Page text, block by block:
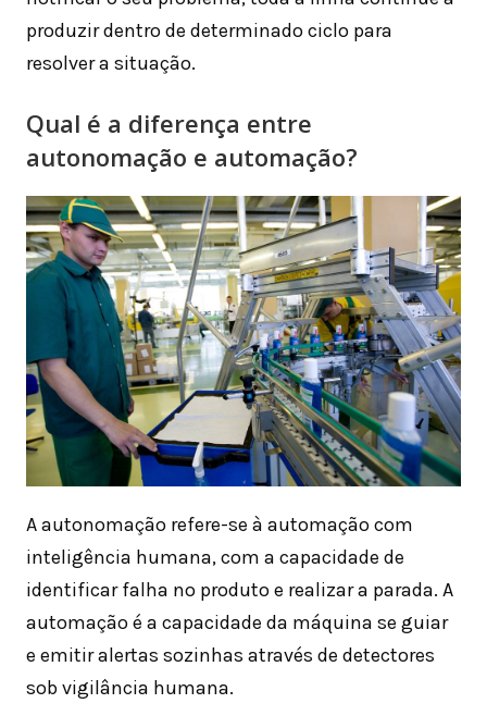
produzir dentro de determinado ciclo para
resolver a situação.
Qual é a diferença entre
autonomação e automação?
A autonomação refere-se à automação com
inteligência humana, com a capacidade de
identificar falha no produto e realizar a parada. A
automação é a capacidade da máquina se guiar
e emitir alertas sozinhas através de detectores
sob vigilância humana.